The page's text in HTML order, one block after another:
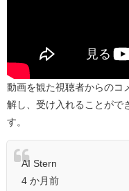
動画を観た視聴者からのコ
解し、受け入れることがで
す。
AI Stern
4 か月前